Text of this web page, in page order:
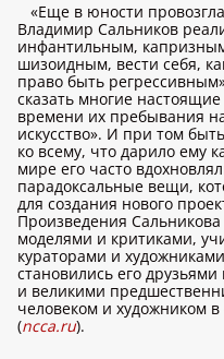
«Еще в юности
Владимир Сальников
инфантильным,
шизоидным, вести себя,
право быть
сказать многие
времени их пребывания
искусство». И при том
ко всему, что дарило ему
мире его часто
парадоксальные вещи,
для создания нового
Произведения
моделями и критиками,
кураторами и
становились его
и великими
человеком и художником
(ncca.ru).